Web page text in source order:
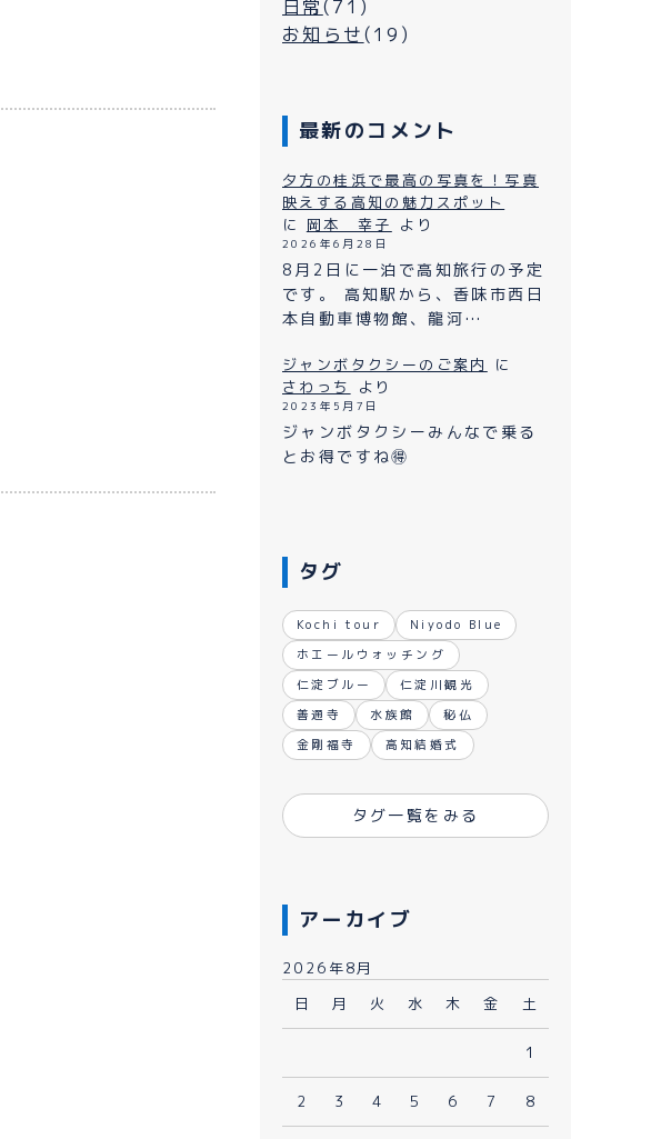
観光タクシーについて
プライバシーポリシー
お問い合わせ
080-1481-9900
日常(71)
お知らせ(19)
最新のコメント
夕方の桂浜で最高の写真を！写真
映えする高知の魅力スポット
に 岡本 幸子 より
2026年6月28日
8月2日に一泊で高知旅行の予定
です。 高知駅から、香味市西日
本自動車博物館、龍河…
ジャンボタクシーのご案内
に
さわっち
より
2023年5月7日
ジャンボタクシーみんなで乗る
とお得ですね🉐
タグ
Kochi tour
Niyodo Blue
ホエールウォッチング
仁淀ブルー
仁淀川観光
善通寺
水族館
秘仏
金剛福寺
高知結婚式
タグ一覧をみる
アーカイブ
2026年8月
日
月 火 水 木 金 土
1
2 3 4 5 6 7 8